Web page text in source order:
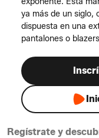
ya más de un siglo,
dispuesta en una
pantalones o
Regístrate y